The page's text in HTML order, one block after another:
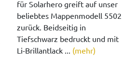
für Solarhero greift auf unser
beliebtes Mappenmodell 5502
zurück. Beidseitig in
Tiefschwarz bedruckt und mit
Li-Brillantlack ... (mehr)